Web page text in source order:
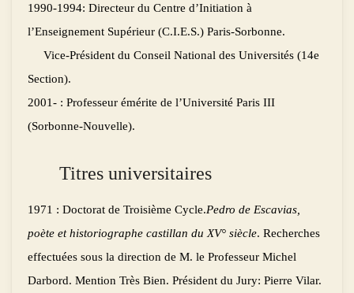
1990-1994: Directeur du Centre d’Initiation à
l’Enseignement Supérieur (C.I.E.S.) Paris-Sorbonne.
Vice-Président du Conseil National des Universités (14e
Section).
2001- : Professeur émérite de l’Université Paris III
(Sorbonne-Nouvelle).
Titres universitaires
1971 : Doctorat de Troisième Cycle.Pedro de Escavias,
poète et historiographe castillan du XV° siècle. Recherches
effectuées sous la direction de M. le Professeur Michel
Darbord. Mention Très Bien. Président du Jury: Pierre Vilar.